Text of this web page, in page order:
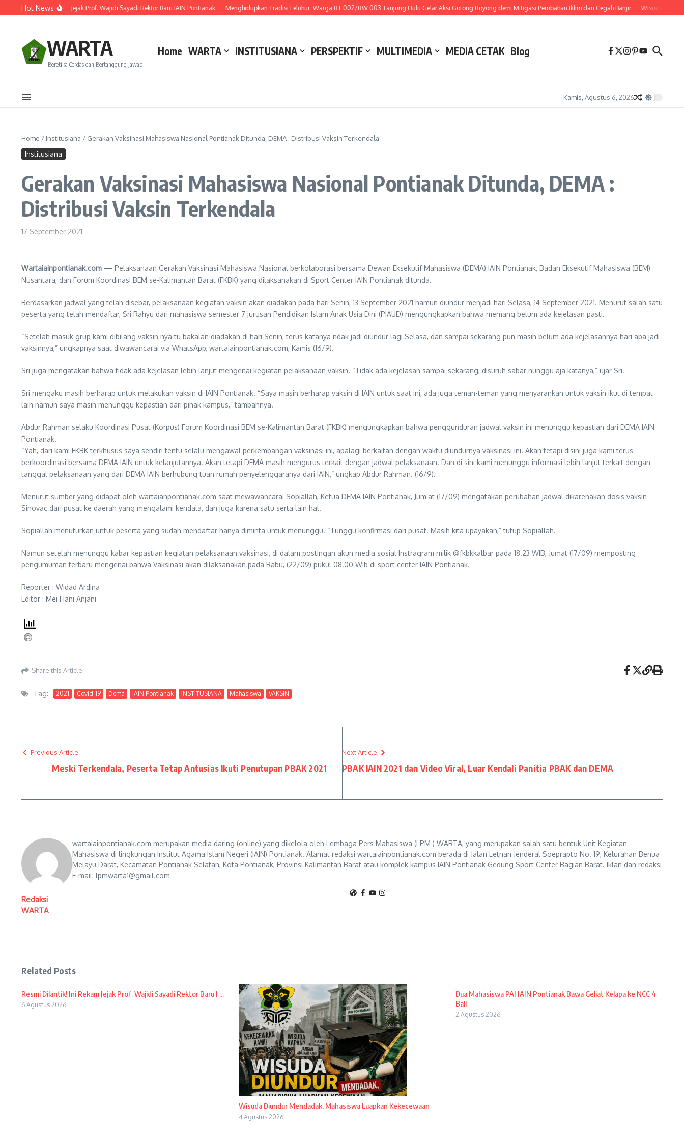
Lewati ke konten
Hot News
Dilantik! Ini Rekam Jejak Prof. Wajidi Sayadi Rektor Baru IAIN Pontianak Menghidupkan Tradisi Leluhur: Warga RT 002/RW 003 Tanjung Hulu Gelar Aksi Gotong Royong demi Mitigasi Perubahan Iklim dan Cegah Banjir Wisuda Diundur
WARTA
Beretika Cerdas dan Bertanggung Jawab
Home WARTA INSTITUSIANA PERSPEKTIF MULTIMEDIA MEDIA CETAK Blog
Kamis, Agustus 6, 2026
Home / Institusiana / Gerakan Vaksinasi Mahasiswa Nasional Pontianak Ditunda, DEMA : Distribusi Vaksin Terkendala
Institusiana
Gerakan Vaksinasi Mahasiswa Nasional Pontianak Ditunda, DEMA :
Distribusi Vaksin Terkendala
17 September 2021
Wartaiainpontianak.com — Pelaksanaan Gerakan Vaksinasi Mahasiswa Nasional berkolaborasi bersama Dewan Eksekutif Mahasiswa (DEMA) IAIN Pontianak, Badan Eksekutif Mahasiswa (BEM)
Nusantara, dan Forum Koordinasi BEM se-Kalimantan Barat (FKBK) yang dilaksanakan di Sport Center IAIN Pontianak ditunda.
Berdasarkan jadwal yang telah disebar, pelaksanaan kegiatan vaksin akan diadakan pada hari Senin, 13 September 2021 namun diundur menjadi hari Selasa, 14 September 2021. Menurut salah satu
peserta yang telah mendaftar, Sri Rahyu dari mahasiswa semester 7 jurusan Pendidikan Islam Anak Usia Dini (PIAUD) mengungkapkan bahwa memang belum ada kejelasan pasti.
“Setelah masuk grup kami dibilang vaksin nya tu bakalan diadakan di hari Senin, terus katanya ndak jadi diundur lagi Selasa, dan sampai sekarang pun masih belum ada kejelasannya hari apa jadi
vaksinnya,” ungkapnya saat diwawancarai via WhatsApp, wartaiainpontianak.com, Kamis (16/9).
Sri juga mengatakan bahwa tidak ada kejelasan lebih lanjut mengenai kegiatan pelaksanaan vaksin. “Tidak ada kejelasan sampai sekarang, disuruh sabar nunggu aja katanya,” ujar Sri.
Sri mengaku masih berharap untuk melakukan vaksin di IAIN Pontianak. “Saya masih berharap vaksin di IAIN untuk saat ini, ada juga teman-teman yang menyarankan untuk vaksin ikut di tempat
lain namun saya masih menunggu kepastian dari pihak kampus,” tambahnya.
Abdur Rahman selaku Koordinasi Pusat (Korpus) Forum Koordinasi BEM se-Kalimantan Barat (FKBK) mengungkapkan bahwa penggunduran jadwal vaksin ini menunggu kepastian dari DEMA IAIN
Pontianak.
“Yah, dari kami FKBK terkhusus saya sendiri tentu selalu mengawal perkembangan vaksinasi ini, apalagi berkaitan dengan waktu diundurnya vaksinasi ini. Akan tetapi disini juga kami terus
berkoordinasi bersama DEMA IAIN untuk kelanjutannya. Akan tetapi DEMA masih mengurus terkait dengan jadwal pelaksanaan. Dan di sini kami menunggu informasi lebih lanjut terkait dengan
tanggal pelaksanaan yang dari DEMA IAIN berhubung tuan rumah penyelenggaranya dari IAIN,” ungkap Abdur Rahman. (16/9).
Menurut sumber yang didapat oleh wartaianpontianak.com saat mewawancarai Sopiallah, Ketua DEMA IAIN Pontianak, Jum’at (17/09) mengatakan perubahan jadwal dikarenakan dosis vaksin
Sinovac dari pusat ke daerah yang mengalami kendala, dan juga karena satu serta lain hal.
Sopiallah menuturkan untuk peserta yang sudah mendaftar hanya diminta untuk menunggu. “Tunggu konfirmasi dari pusat. Masih kita upayakan,” tutup Sopiallah.
Namun setelah menunggu kabar kepastian kegiatan pelaksanaan vaksinasi, di dalam postingan akun media sosial Instragram milik @fkbkkalbar pada 18.23 WIB, Jumat (17/09) memposting
pengumuman terbaru mengenai bahwa Vaksinasi akan dilaksanakan pada Rabu, (22/09) pukul 08.00 Wib di sport center IAIN Pontianak.
Reporter : Widad Ardina
Editor : Mei Hani Anjani
Share this Article
Tag: 2021 Covid-19 Dema IAIN Pontianak INSTITUSIANA Mahasiswa VAKSIN
Previous Article
Meski Terkendala, Peserta Tetap Antusias Ikuti Penutupan PBAK 2021
Next Article
PBAK IAIN 2021 dan Video Viral, Luar Kendali Panitia PBAK dan DEMA
Redaksi
WARTA
wartaiainpontianak.com merupakan media daring (online) yang dikelola oleh Lembaga Pers Mahasiswa (LPM ) WARTA, yang merupakan salah satu bentuk Unit Kegiatan
Mahasiswa di lingkungan Institut Agama Islam Negeri (IAIN) Pontianak. Alamat redaksi wartaiainpontianak.com berada di Jalan Letnan Jenderal Soeprapto No. 19, Kelurahan Benua
Melayu Darat, Kecamatan Pontianak Selatan, Kota Pontianak, Provinsi Kalimantan Barat atau komplek kampus IAIN Pontianak Gedung Sport Center Bagian Barat. Iklan dan redaksi
E-mail: lpmwarta1@gmail.com
Related Posts
Resmi Dilantik! Ini Rekam Jejak Prof. Wajidi Sayadi Rektor Baru I ...
6 Agustus 2026
Wisuda Diundur Mendadak, Mahasiswa Luapkan Kekecewaan
4 Agustus 2026
Dua Mahasiswa PAI IAIN Pontianak Bawa Geliat Kelapa ke NCC 4
Bali
2 Agustus 2026